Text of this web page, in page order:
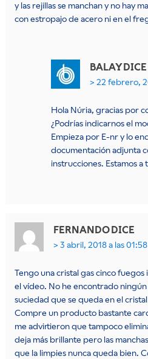
y las rejillas se manchan y no hay
con estropajo de acero ni en el
BALAY DICE
22 febrero,
Hola Núria, gracias por
¿Podrías indicarnos el
Empieza por E-nr y lo
documentación adjunta
instrucciones. Estamos a
FERNANDO DICE
3 abril, 2018 a las 01:58
Tengo una cristal gas cinco
el vídeo. No he encontrado
suciedad que se queda en el
Compre un producto bastante caro
me advirtieron que tampoco
deja más brillante pero las
que la limpies nunca queda bien.